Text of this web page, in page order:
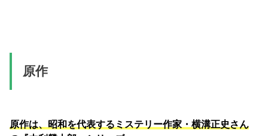
原作
原作は、昭和を代表するミステリー作家・横溝正史さん